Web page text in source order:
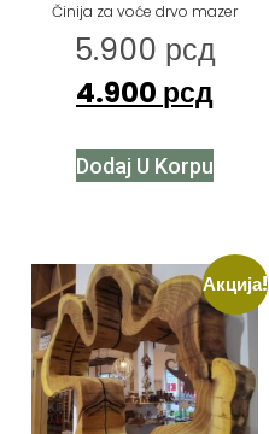
Činija za voće drvo mazer
5.900 рсд
4.900 рсд
Dodaj U Korpu
Акција!